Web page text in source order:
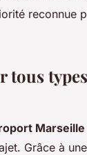
reconnue
tous
Marseille
Grâce à